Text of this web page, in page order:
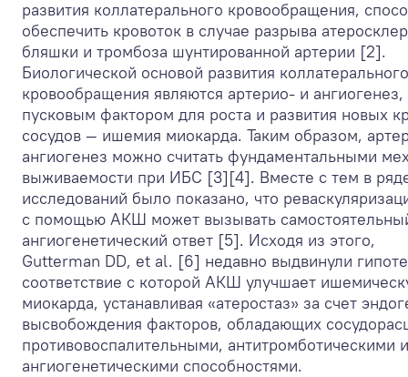
развития коллатерального кровообращения,
обеспечить кровоток в случае разрыва
бляшки и тромбоза шунтированной артерии [2].
Биологической основой развития коллатерального
кровообращения являются артерио- и
пусковым фактором для роста и развития новых
сосудов — ишемия миокарда. Таким образом,
ангиогенез можно считать фундаментальными
выживаемости при ИБС [3][4]. Вместе с тем в
исследований было показано, что
с помощью АКШ может вызывать
ангиогенетический ответ [5]. Исходя из этого,
Gutterman DD, et al. [6] недавно выдвинули
соответствие с которой АКШ улучшает
миокарда, устанавливая «атеростаз» за счет
высвобождения факторов, обладающих
противовоспалительными, антитромботическими и
ангиогенетическими способностями.